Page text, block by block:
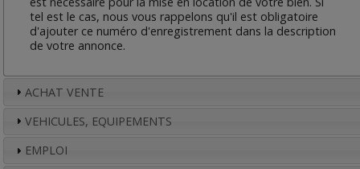
tel est le cas, nous vous rappelons qu'il est obligatoire
d'ajouter ce numéro d'enregistrement dans la description
de votre annonce.
ACHAT VENTE
VEHICULES, EQUIPEMENTS
EMPLOI